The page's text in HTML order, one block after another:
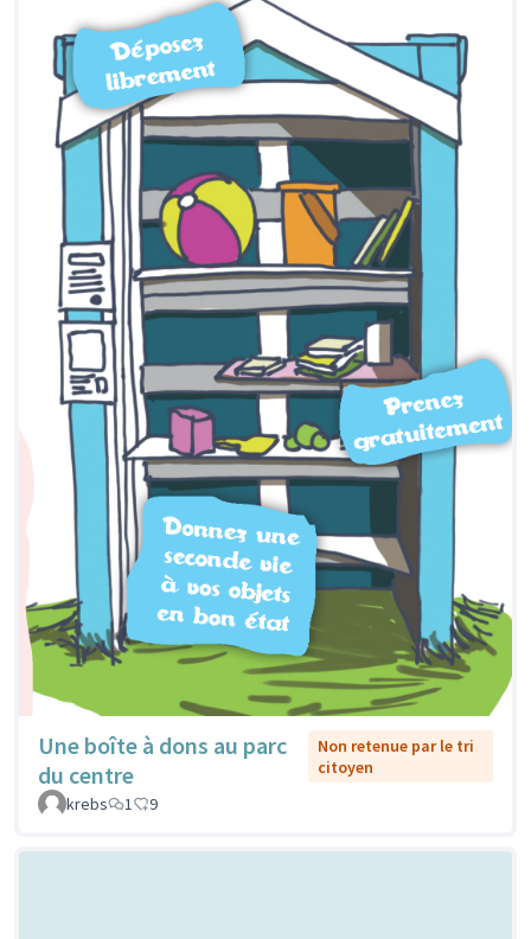
Une boîte à dons au parc
du centre
Non retenue par le tri
citoyen
krebs
1 9